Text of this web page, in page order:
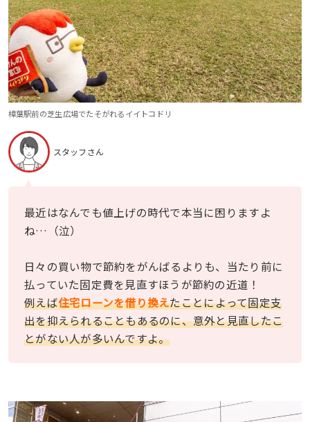
樟葉駅前の芝生広場でたそがれるイイトコドリ
スタッフさん
最近はなんでも値上げの時代で本当に困りますよ
ね…（泣）
日々の買い物で節約をがんばるよりも、当たり前に
払っていた固定費を見直すほうが節約の近道！
例えば住宅ローンを借り換えたことによって固定支
出を抑えられることもあるのに、意外と見直したこ
とがない人が多いんですよ。